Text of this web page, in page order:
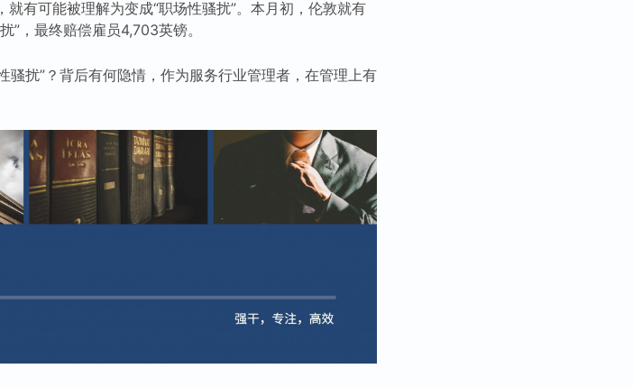
有可能被理解为变成“职场性骚扰”。本月初，伦敦就有
”，最终赔偿雇员4,703英镑。
骚扰”？背后有何隐情，作为服务行业管理者，在管理上有